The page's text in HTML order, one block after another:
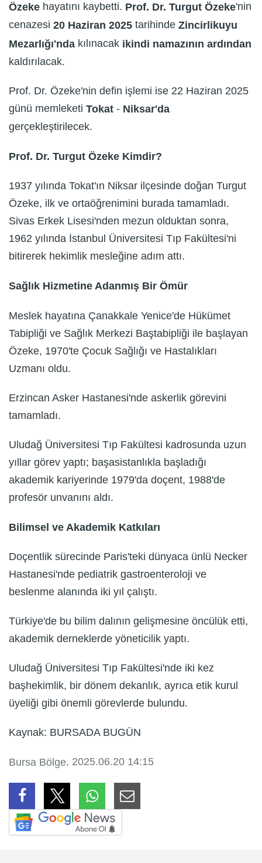
Özeke hayatını kaybetti. Prof. Dr. Turgut Özeke'nin
cenazesi 20 Haziran 2025 tarihinde Zincirlikuyu
Mezarlığı'nda kılınacak ikindi namazının ardından
kaldırılacak.
Prof. Dr. Özeke'nin defin işlemi ise 22 Haziran 2025
günü memleketi Tokat - Niksar'da
gerçekleştirilecek.
Prof. Dr. Turgut Özeke Kimdir?
1937 yılında Tokat'ın Niksar ilçesinde doğan Turgut
Özeke, ilk ve ortaöğrenimini burada tamamladı.
Sivas Erkek Lisesi'nden mezun olduktan sonra,
1962 yılında İstanbul Üniversitesi Tıp Fakültesi'ni
bitirerek hekimlik mesleğine adım attı.
Sağlık Hizmetine Adanmış Bir Ömür
Meslek hayatına Çanakkale Yenice'de Hükümet
Tabipliği ve Sağlık Merkezi Baştabipliği ile başlayan
Özeke, 1970'te Çocuk Sağlığı ve Hastalıkları
Uzmanı oldu.
Erzincan Asker Hastanesi'nde askerlik görevini
tamamladı.
Uludağ Üniversitesi Tıp Fakültesi kadrosunda uzun
yıllar görev yaptı; başasistanlıkla başladığı
akademik kariyerinde 1979'da doçent, 1988'de
profesör unvanını aldı.
Bilimsel ve Akademik Katkıları
Doçentlik sürecinde Paris'teki dünyaca ünlü Necker
Hastanesi'nde pediatrik gastroenteroloji ve
beslenme alanında iki yıl çalıştı.
Türkiye'de bu bilim dalının gelişmesine öncülük etti,
akademik derneklerde yöneticilik yaptı.
Uludağ Üniversitesi Tıp Fakültesi'nde iki kez
başhekimlik, bir dönem dekanlık, ayrıca etik kurul
üyeliği gibi önemli görevlerde bulundu.
Kaynak: BURSADA BUGÜN
Bursa Bölge, 2025.06.20 14:15